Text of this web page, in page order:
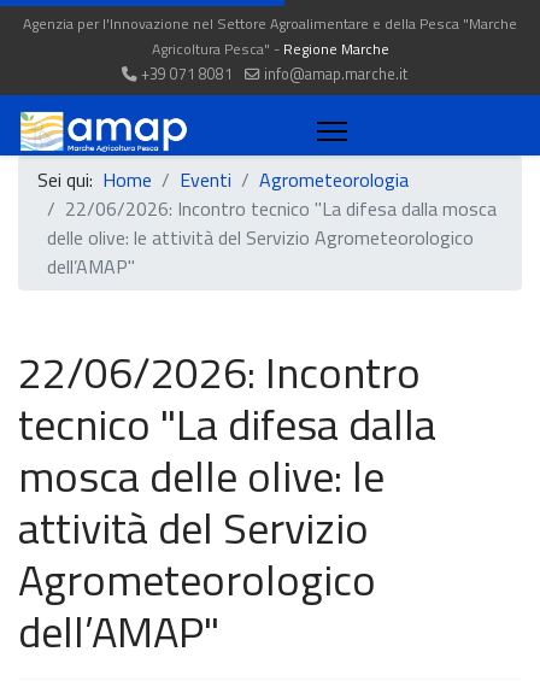
Agenzia per l'Innovazione nel Settore Agroalimentare e della Pesca "Marche
Agricoltura Pesca" - Regione Marche
+39 071 8081
info@amap.marche.it
Sei qui: Home Eventi
Agrometeorologia
22/06/2026: Incontro tecnico "La difesa dalla mosca
delle olive: le attività del Servizio Agrometeorologico
dell’AMAP"
22/06/2026: Incontro
tecnico "La difesa dalla
mosca delle olive: le
attività del Servizio
Agrometeorologico
dell’AMAP"